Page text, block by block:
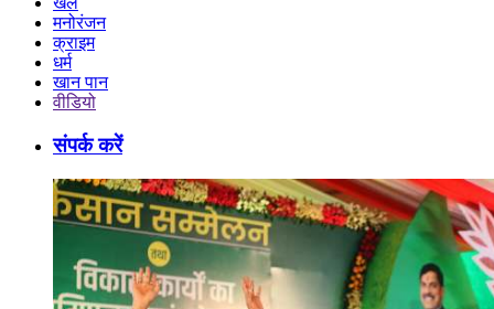
मनोरंजन
क्राइम
धर्म
खान पान
वीडियो
संपर्क करें